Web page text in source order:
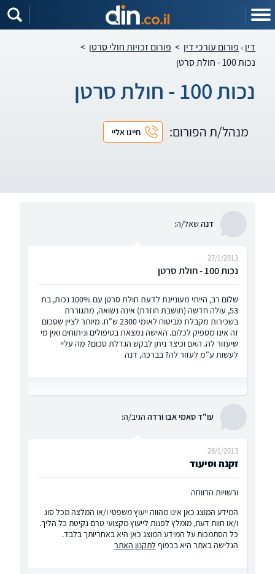
דין פורום עורכי דין > פורום זכויות חולי סרטן >
נכות 100 - חולת סרטן
נכות 100 - חולת סרטן
מנהל/ת הפורום: חייגו אליי
דנהשאל/ה:
נכות 100 - חולת סרטן
27/1/2013
שלום רב, הייתי מעוניינת לדעת חולת סרטן עם 100% נכות, בת
53, עולה חדשה (תושבת חוזרת) אינה נשואה, מתגוררת
בשכירות מקבלת מביטוח לאומי 2300 ש"ח. מיותר לציין שסכום
זה אינו מספיק לכלום. האישה נמצאת בטיפולים וניתוחים ואין מי
שיעזור לה. האם וכיצד ניתן לבקש הגדלת סכום? מה עליי
לעשות ע"מ לעזור לה? בברכה, דנה
עו"ד סאמי אבו ורדה הגיב/ה:
זקנה וסיעוד
28/1/2013
ורשויות הרווחה
המידע המוצג כאן אינו מהווה ייעוץ משפטי ו/או המלצה מכל סוג
ו/או חוות דעת, מומלץ לפנות לייעוץ מקצועי טרם נקיטת כל הליך.
כל הסתמכות על המידע המוצג כאן היא באחריותך בלבד.
הגלישה באתר היא בכפוף לתקנון האתר